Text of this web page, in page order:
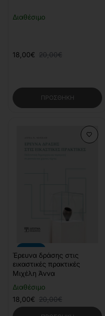
Διαθέσιμο
18,00€ 20,00€
ΠΡΟΣΘΉΚΗ
Διαθέσιμο
Έρευνα δράσης στις
εικαστικές πρακτικές
Μιχέλη Άννα
18,00€ 20,00€